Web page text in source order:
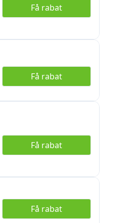
Få rabat
Få rabat
Få rabat
Få rabat